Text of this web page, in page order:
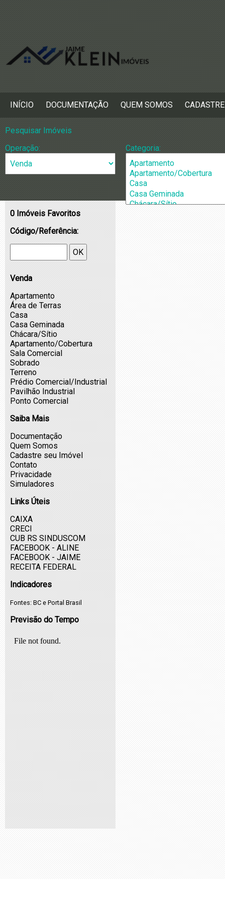
INÍCIO DOCUMENTAÇÃO QUEM SOMOS
Pesquisar Imóveis
Operação:
Categoria:
Cidade:
0 Imóveis Favoritos
Código/Referência:
OK
Venda
Apartamento
Área de Terras
Casa
Casa Geminada
Chácara/Sítio
Apartamento/Cobertura
Sala Comercial
Sobrado
Terreno
Prédio Comercial/Industrial
Pavilhão Industrial
Ponto Comercial
Saiba Mais
Documentação
Quem Somos
Cadastre seu Imóvel
Contato
Privacidade
Simuladores
Links Úteis
CAIXA
CRECI
CUB RS SINDUSCOM
FACEBOOK - ALINE
FACEBOOK - JAIME
RECEITA FEDERAL
Indicadores
Fontes: BC e Portal Brasil
Previsão do Tempo